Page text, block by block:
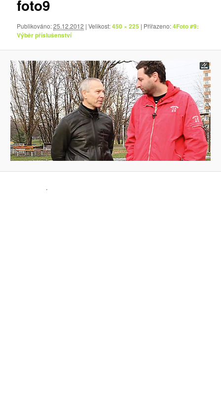
foto9
Publikováno:25.12.2012 | Velikost:450 × 225 | Přiřazeno:4Foto #9:
Výběr příslušenství
.